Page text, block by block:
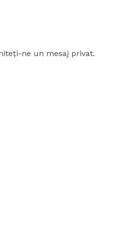
ne un mesaj privat.